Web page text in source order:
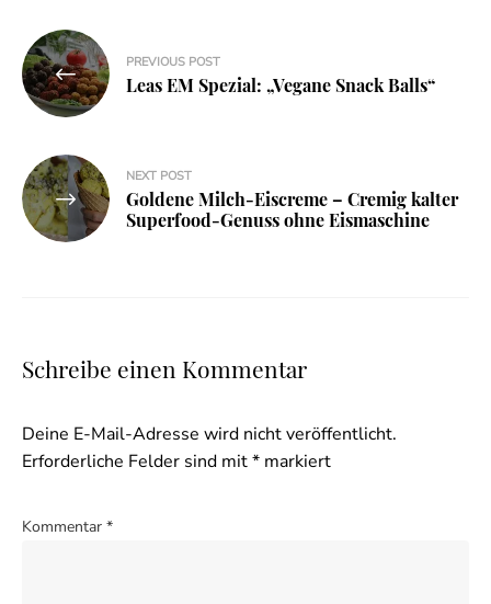
Beitragsnavigation
PREVIOUS POST
Leas EM Spezial: „Vegane Snack Balls“
NEXT POST
Goldene Milch-Eiscreme – Cremig kalter
Superfood-Genuss ohne Eismaschine
Schreibe einen Kommentar
Deine E-Mail-Adresse wird nicht veröffentlicht.
Erforderliche Felder sind mit* markiert
Kommentar *